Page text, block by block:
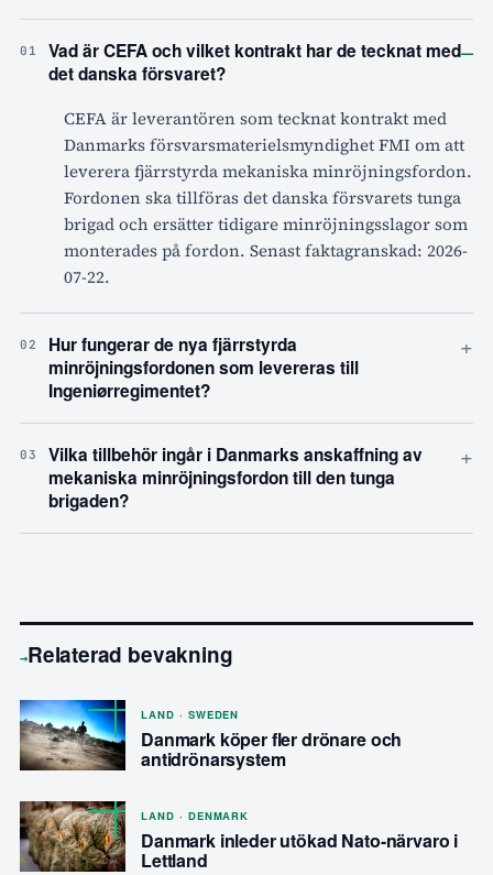
01
Vad är CEFA och vilket kontrakt har de tecknat med
det danska försvaret?
–
CEFA är leverantören som tecknat kontrakt med
Danmarks försvarsmaterielsmyndighet FMI om att
leverera fjärrstyrda mekaniska minröjningsfordon.
Fordonen ska tillföras det danska försvarets tunga
brigad och ersätter tidigare minröjningsslagor som
monterades på fordon. Senast faktagranskad: 2026-
07-22.
02
Hur fungerar de nya fjärrstyrda
minröjningsfordonen som levereras till
Ingeniørregimentet?
+
03
Vilka tillbehör ingår i Danmarks anskaffning av
mekaniska minröjningsfordon till den tunga
brigaden?
+
→Relaterad bevakning
LAND · SWEDEN
Danmark köper fler drönare och
antidrönarsystem
LAND · DENMARK
Danmark inleder utökad Nato-närvaro i
Lettland